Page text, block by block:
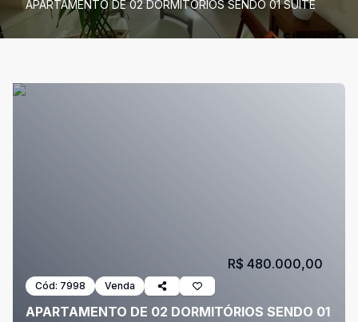
APARTAMENTO DE 02 DORMITÓRIOS SENDO 01 SUÍTE
Cód: 7998 Venda
APARTAMENTO DE 02 DORMITÓRIOS SENDO 01
R$ 480.000,00